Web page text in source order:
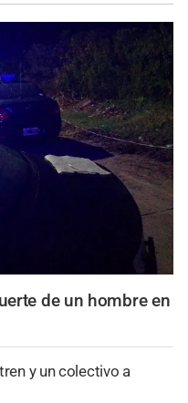
de un hombre en
y un colectivo a